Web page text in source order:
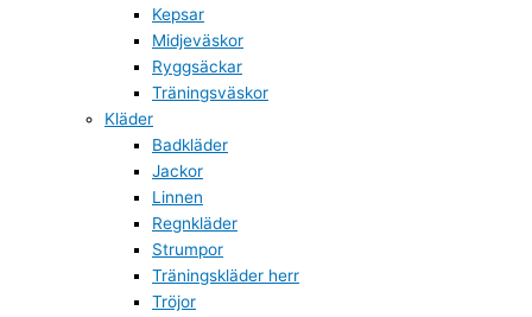
Kepsar
Midjeväskor
Ryggsäckar
Träningsväskor
Kläder
Badkläder
Jackor
Linnen
Regnkläder
Strumpor
Träningskläder herr
Tröjor